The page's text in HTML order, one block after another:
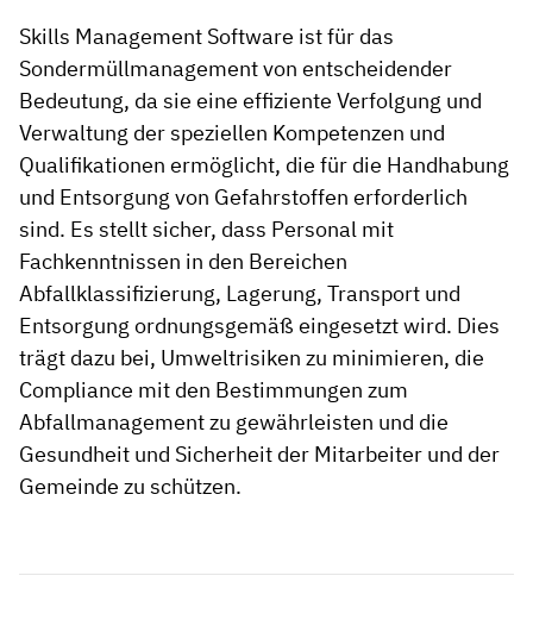
Skills Management Software ist für das
Sondermüllmanagement von entscheidender
Bedeutung, da sie eine effiziente Verfolgung und
Verwaltung der speziellen Kompetenzen und
Qualifikationen ermöglicht, die für die Handhabung
und Entsorgung von Gefahrstoffen erforderlich
sind. Es stellt sicher, dass Personal mit
Fachkenntnissen in den Bereichen
Abfallklassifizierung, Lagerung, Transport und
Entsorgung ordnungsgemäß eingesetzt wird. Dies
trägt dazu bei, Umweltrisiken zu minimieren, die
Compliance mit den Bestimmungen zum
Abfallmanagement zu gewährleisten und die
Gesundheit und Sicherheit der Mitarbeiter und der
Gemeinde zu schützen.